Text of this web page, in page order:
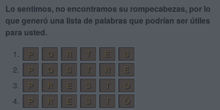
Introduce
todas
las
del
rompecabezas:
Lo sentimos, no encontramos su rompecabezas, por lo
que generó una lista de palabras que podrían ser útiles
para usted.
1.
P O R T E
S
2.
P O S T R
E
3.
P R E S T
O
4.
P R E S T
Ó